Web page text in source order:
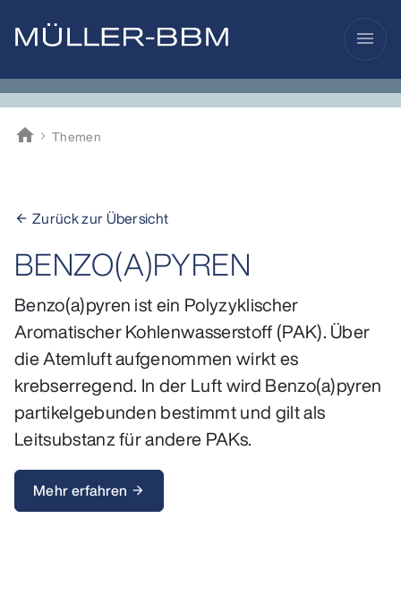
menu
home
Müller-BBM
Themen
arrow_back Zurück zur Übersicht
BENZO(A)PYREN
Benzo(a)pyren ist ein Polyzyklischer
Aromatischer Kohlenwasserstoff (PAK). Über
die Atemluft aufgenommen wirkt es
krebserregend. In der Luft wird Benzo(a)pyren
partikelgebunden bestimmt und gilt als
Leitsubstanz für andere PAKs.
Mehr erfahren arrow_forward